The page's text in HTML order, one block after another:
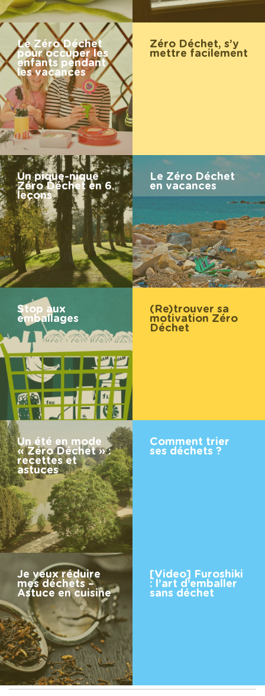
Le Zéro Déchet
pour occuper les
enfants pendant
les vacances
Zéro Déchet, s’y
mettre facilement
Un pique-nique
Zéro Déchet en 6
leçons
Le Zéro Déchet
en vacances
Stop aux
emballages
(Re)trouver sa
motivation Zéro
Déchet
Un été en mode
« Zéro Déchet » :
recettes et
astuces
Comment trier
ses déchets ?
Je veux réduire
mes déchets –
Astuce en cuisine
[Video] Furoshiki
: l’art d’emballer
sans déchet